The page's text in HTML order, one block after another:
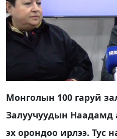
Монголын 100 гаруй
Залуучуудын
эх орондоо ирлээ. Тус